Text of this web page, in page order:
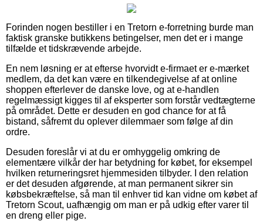
Forinden nogen bestiller i en Tretorn e-forretning burde man
faktisk granske butikkens betingelser, men det er i mange
tilfælde et tidskrævende arbejde.
En nem løsning er at efterse hvorvidt e-firmaet er e-mærket
medlem, da det kan være en tilkendegivelse af at online
shoppen efterlever de danske love, og at e-handlen
regelmæssigt kigges til af eksperter som forstår vedtægterne
på området. Dette er desuden en god chance for at få
bistand, såfremt du oplever dilemmaer som følge af din
ordre.
Desuden foreslår vi at du er omhyggelig omkring de
elementære vilkår der har betydning for købet, for eksempel
hvilken returneringsret hjemmesiden tilbyder. I den relation
er det desuden afgørende, at man permanent sikrer sin
købsbekræftelse, så man til enhver tid kan vidne om købet af
Tretorn Scout, uafhængig om man er på udkig efter varer til
en dreng eller pige.